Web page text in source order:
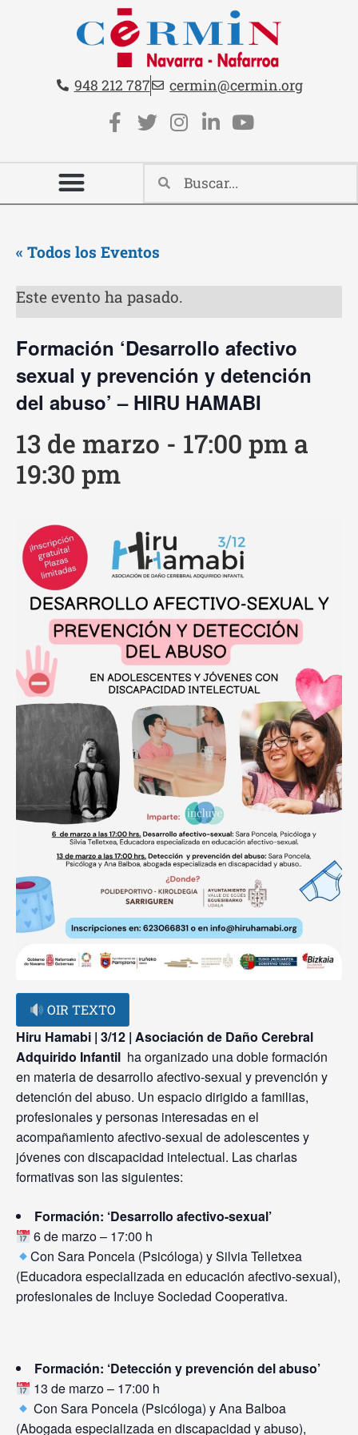
Contacto cabecera
Teléfono:
948 212 787 Email:
cermin@cermin.org
Redes sociales cabecera
« Todos los Eventos
Este evento ha pasado.
Formación ‘Desarrollo afectivo
sexual y prevención y detención
del abuso’ – HIRU HAMABI
13 de marzo - 17:00 pm a
19:30 pm
OIR TEXTO
Hiru Hamabi | 3/12 | Asociación de Daño Cerebral
Adquirido Infantil ha organizado una doble formación
en materia de desarrollo afectivo-sexual y prevención y
detención del abuso. Un espacio dirigido a familias,
profesionales y personas interesadas en el
acompañamiento afectivo-sexual de adolescentes y
jóvenes con discapacidad intelectual. Las charlas
formativas son las siguientes:
Formación: ‘Desarrollo afectivo-sexual’
6 de marzo – 17:00 h
Con Sara Poncela (Psicóloga) y Silvia Telletxea
(Educadora especializada en educación afectivo-sexual),
profesionales de Incluye Sociedad Cooperativa.
Formación: ‘Detección y prevención del abuso’
13 de marzo – 17:00 h
Con Sara Poncela (Psicóloga) y Ana Balboa
(Abogada especializada en discapacidad y abuso),